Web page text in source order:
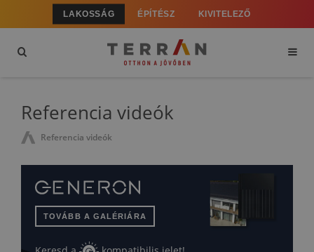
LAKOSSÁG ÉPÍTÉSZ KIVITELEZŐ
Referencia videók
Referencia videók
TOVÁBB A GALÉRIÁRA